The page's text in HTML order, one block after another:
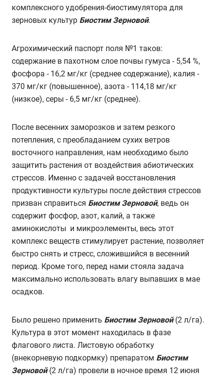
комплексного удобрения-биостимулятора для
зерновых культур Биостим Зерновой.
Агрохимический паспорт поля №1 таков:
содержание в пахотном слое почвы гумуса - 5,54 %,
фосфора - 16,2 мг/кг (среднее содержание), калия -
370 мг/кг (повышенное), азота - 114,18 мг/кг
(низкое), серы - 6,5 мг/кг (среднее).
После весенних заморозков и затем резкого
потепления, с преобладанием сухих ветров
восточного направления, нам необходимо было
защитить растения от воздействия абиотических
стрессов. Именно с задачей восстановления
продуктивности культуры после действия стрессов
призван справиться Биостим Зерновой, ведь он
содержит фосфор, азот, калий, а также
аминокислоты и микроэлементы, весь этот
комплекс веществ стимулирует растение, позволяет
быстро снять и стресс, сложившийся в весенний
период. Кроме того, перед нами стояла задача
максимально использовать влагу выпавших в мае
осадков.
Было решено применить Биостим Зерновой(2 л/га).
Культура в этот момент находилась в фазе
флагового листа. Листовую обработку
(внекорневую подкормку) препаратом Биостим
Зерновой(2 л/га) провели в ночное время 12 июня